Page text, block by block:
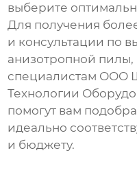
выберите
Для получения
и консультации по
анизотропной пилы
специалистам ООО
Технологии
помогут вам
идеально
и бюджету.